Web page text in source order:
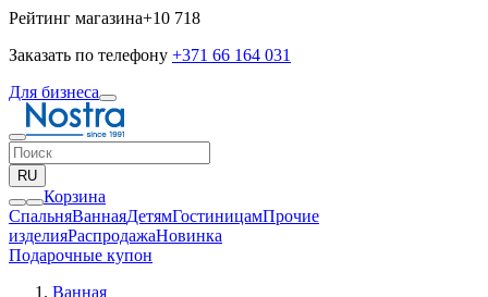
Рейтинг магазина+10 718
Заказать по телефону +371 66 164 031
Для бизнеса
RU
Корзина
СпальняВаннаяДетямГостиницамПрочие
изделияPаспродажаНовинка
Подарочные купон
Ванная